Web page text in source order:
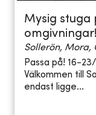
Mysig stuga
omgivningar!
Sollerön, Mora,
Passa på! 16-
Välkommen till
endast ligge...